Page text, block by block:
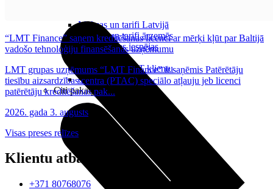
Maksas un tarifi Latvijā
Maksas un tarifi ārzemēs
LMT Kartes iespējas
Kā kļūt par LMT klientu
eSIM tehnoloģija
Citi pakalpojumi
“LMT Finance” saņem kreditēšanas licenci ar mērķi kļūt par Baltijā
vadošo tehnoloģiju finansēšanas uzņēmumu
LMT grupas uzņēmums “LMT Finance” ir saņēmis Patērētāju
tiesību aizsardzības centra (PTAC) speciālo atļauju jeb licenci
patērētāju kreditēšanas pak...
2026. gada 3. augusts
Visas preses relīzes
Klientu atbalsts
+371 80768076